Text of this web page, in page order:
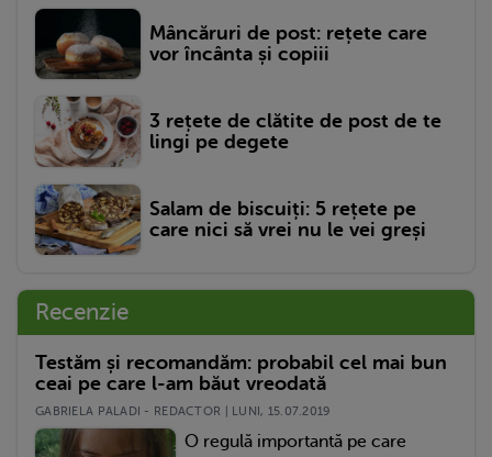
Mâncăruri de post: rețete care
vor încânta și copiii
3 rețete de clătite de post de te
lingi pe degete
Salam de biscuiți: 5 rețete pe
care nici să vrei nu le vei greși
Recenzie
Testăm și recomandăm: probabil cel mai bun
ceai pe care l-am băut vreodată
GABRIELA PALADI - REDACTOR | LUNI, 15.07.2019
O regulă importantă pe care